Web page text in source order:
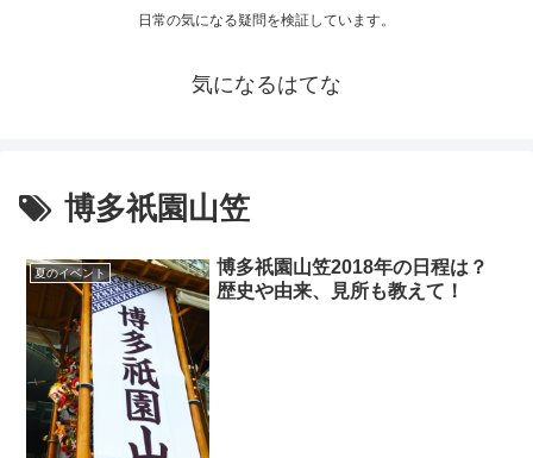
日常の気になる疑問を検証しています。
気になるはてな
博多祇園山笠
夏のイベント
博多祇園山笠2018年の日程は？
歴史や由来、見所も教えて！